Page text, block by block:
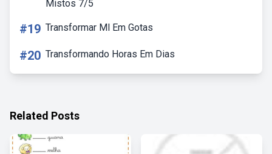
Mistos 7/5
#19 Transformar Ml Em Gotas
#20 Transformando Horas Em Dias
Related Posts